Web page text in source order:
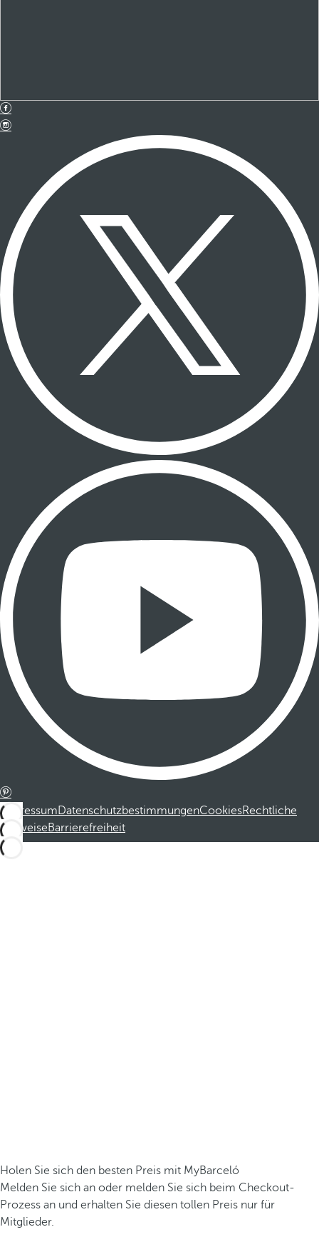
ImpressumDatenschutzbestimmungenCookiesRechtliche
HinweiseBarrierefreiheit
Holen Sie sich den besten Preis mit MyBarceló
Melden Sie sich an oder melden Sie sich beim Checkout-
Prozess an und erhalten Sie diesen tollen Preis nur für
Mitglieder.